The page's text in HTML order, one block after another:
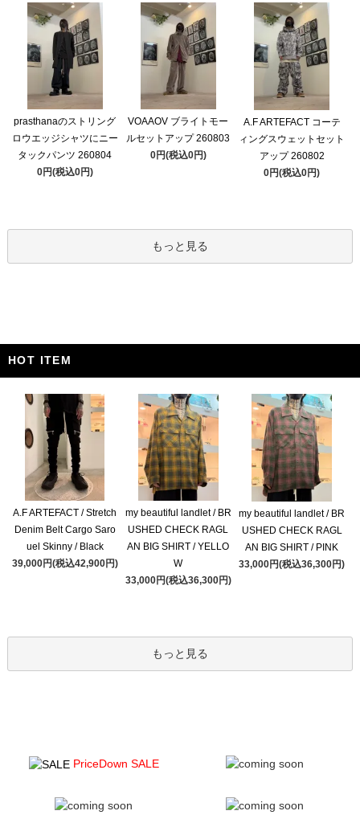
prasthanaのストリング
ロウエッジシャツにニー
タックパンツ 260804
0円(税込0円)
VOAAOV ブライトモー
ルセットアップ 260803
0円(税込0円)
A.F ARTEFACT コーテ
ィングスウェットセット
アップ 260802
0円(税込0円)
もっと見る
HOT ITEM
A.F ARTEFACT / Stretch
Denim Belt Cargo Saro
uel Skinny / Black
39,000円(税込42,900円)
my beautiful landlet / BR
USHED CHECK RAGL
AN BIG SHIRT / YELLO
W
33,000円(税込36,300円)
my beautiful landlet / BR
USHED CHECK RAGL
AN BIG SHIRT / PINK
33,000円(税込36,300円)
もっと見る
PriceDown SALE